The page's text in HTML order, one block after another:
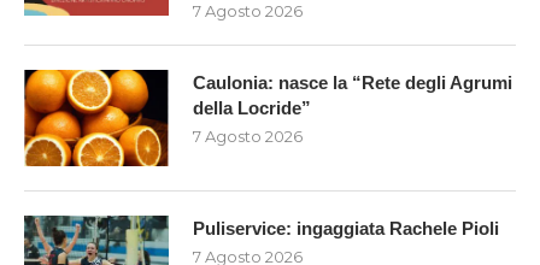
7 Agosto 2026
Caulonia: nasce la “Rete degli Agrumi
della Locride”
7 Agosto 2026
Puliservice: ingaggiata Rachele Pioli
7 Agosto 2026